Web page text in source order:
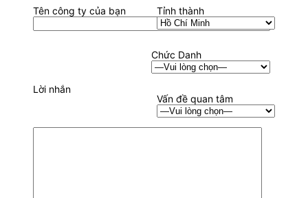
Tên công ty của bạn Tỉnh thành
Chức Danh
Vấn đề quan tâm
Lời nhắn